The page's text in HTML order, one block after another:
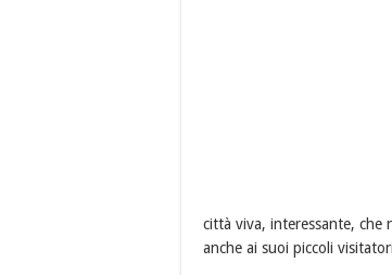
città viva, interessante, che
anche ai suoi piccoli